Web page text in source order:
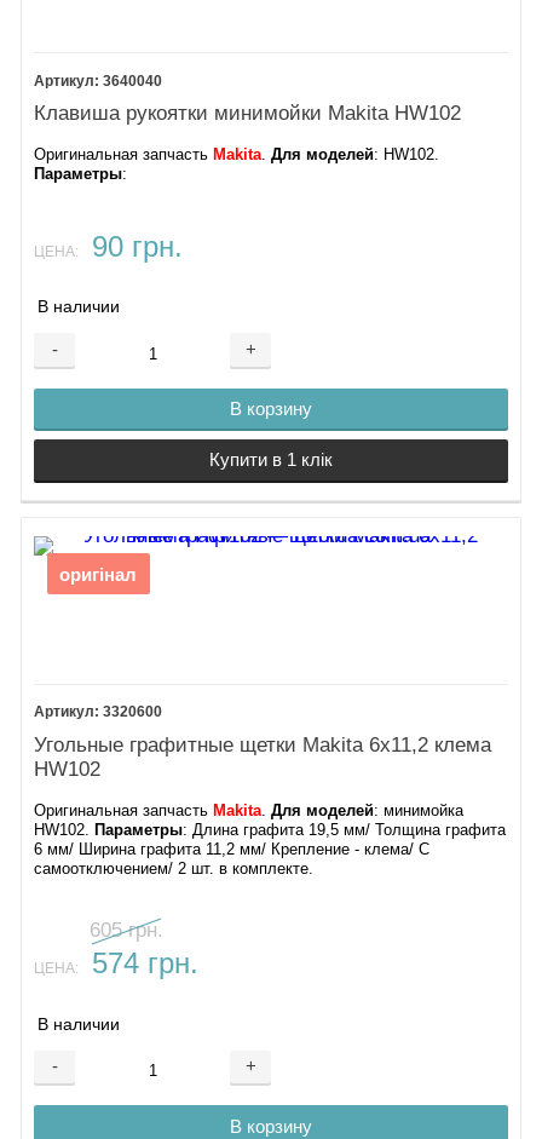
3640040
Клавиша рукоятки минимойки Makita HW102
Оригинальная запчасть Makita .Для моделей: HW102.
Параметры:
ЦЕНА: 90 грн.
В наличии
- +
В корзину
Купити в 1 клік
оригінал
3320600
Угольные графитные щетки Makita 6х11,2 клема
HW102
Оригинальная запчасть Makita .Для моделей: минимойка
HW102.
Параметры: Длина графита 19,5 мм/ Толщина графита
6 мм/ Ширина графита 11,2 мм/ Крепление - клема/ С
самоотключением/ 2 шт. в комплекте.
605 грн.
ЦЕНА: 574 грн.
В наличии
- +
В корзину